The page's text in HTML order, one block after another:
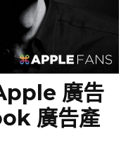
廣告
廣告產